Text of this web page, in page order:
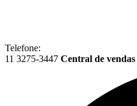
Telefone:
11 3275-3447 Central de vendas